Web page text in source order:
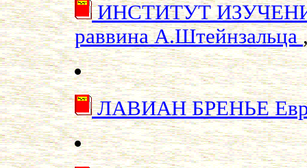
ИНСТИТУТ
раввина А.Штейнзальца
ЛАВИАН БРЕНЬЕ